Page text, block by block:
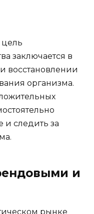
цель
заключается в
восстановлении
организма.
и следить за
и
рынке